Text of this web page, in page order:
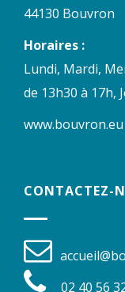
44130 Bouvron
Horaires :
Lundi, Mardi,
de 13h30 à 17h,
www.bouvron.eu
CONTACTEZ-
02 40 56